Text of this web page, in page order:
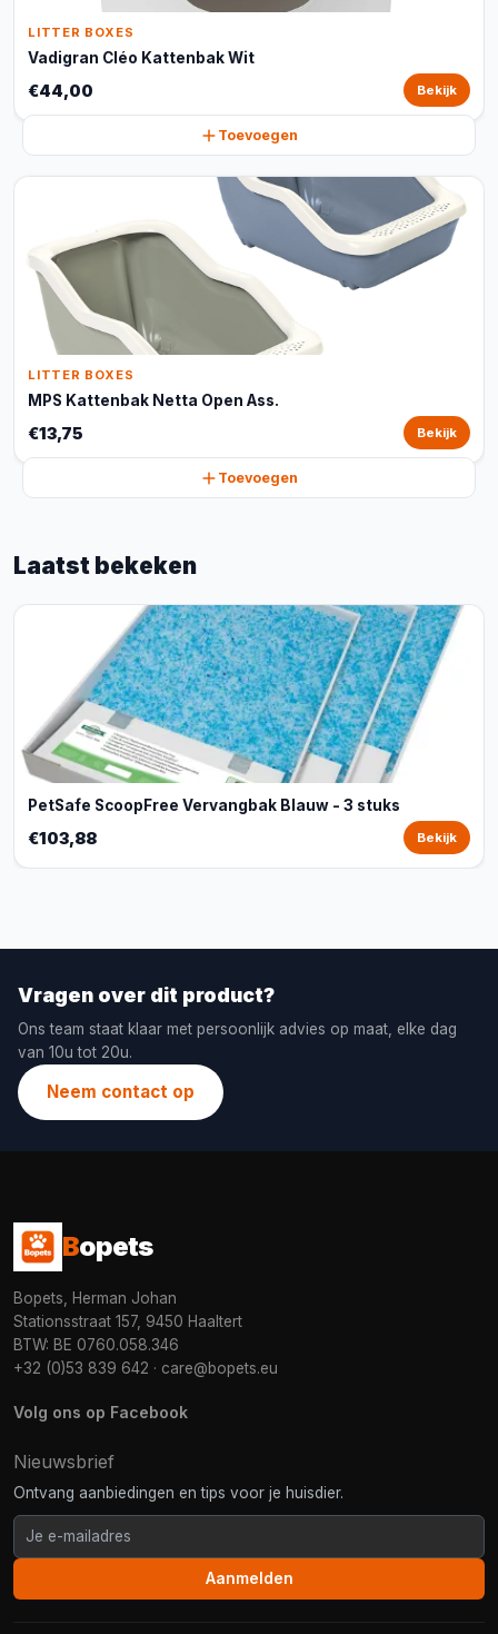
LITTER BOXES
Vadigran Cléo Kattenbak Wit
€44,00 Bekijk
Toevoegen
LITTER BOXES
MPS Kattenbak Netta Open Ass.
€13,75 Bekijk
Toevoegen
Laatst bekeken
PetSafe ScoopFree Vervangbak Blauw - 3 stuks
€103,88 Bekijk
Vragen over dit product?
Ons team staat klaar met persoonlijk advies op maat, elke dag
van 10u tot 20u.
Neem contact op
Bopets
Bopets, Herman Johan
Stationsstraat 157, 9450 Haaltert
BTW: BE 0760.058.346
+32 (0)53 839 642 · care@bopets.eu
Volg ons op Facebook
Nieuwsbrief
Ontvang aanbiedingen en tips voor je huisdier.
Aanmelden